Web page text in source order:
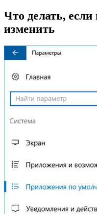
Что делать, если
изменить